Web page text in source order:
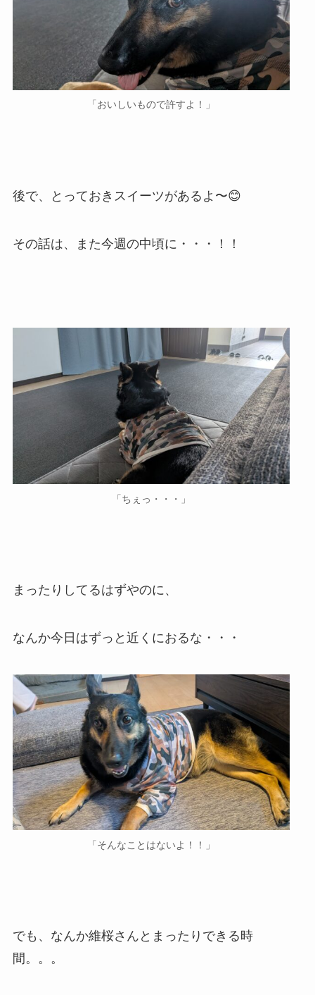
「おいしいもので許すよ！」
後で、とっておきスイーツがあるよ〜😊
その話は、また今週の中頃に・・・！！
「ちぇっ・・・」
まったりしてるはずやのに、
なんか今日はずっと近くにおるな・・・
「そんなことはないよ！！」
でも、なんか維桜さんとまったりできる時
間。。。